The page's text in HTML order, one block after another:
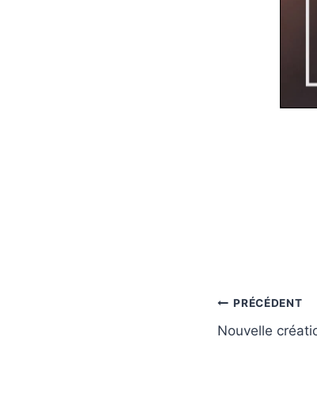
de
PRÉCÉDENT
Nouvelle